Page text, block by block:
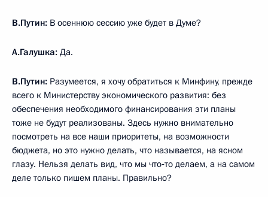
В.Путин: В осеннюю сессию уже будет в Думе?
А.Галушка: Да.
В.Путин: Разумеется, я хочу обратиться к Минфину, прежде
всего к Министерству экономического развития: без
обеспечения необходимого финансирования эти планы
тоже не будут реализованы. Здесь нужно внимательно
посмотреть на все наши приоритеты, на возможности
бюджета, но это нужно делать, что называется, на ясном
глазу. Нельзя делать вид, что мы что‑то делаем, а на самом
деле только пишем планы. Правильно?